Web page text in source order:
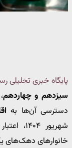
پایگاه خبری تحلیلی
سیزدهم و چهاردهم
دسترسی آن‌ها به
شهریور ۱۴۰۴، اعتبار
خانوارهای دهک‌های یک تا ۳ واریز شد و قابل